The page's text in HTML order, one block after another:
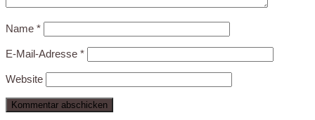
Name *
E-Mail-Adresse *
Website